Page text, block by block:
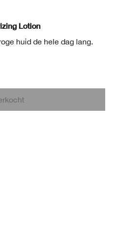
Lotion
huid de hele dag lang.